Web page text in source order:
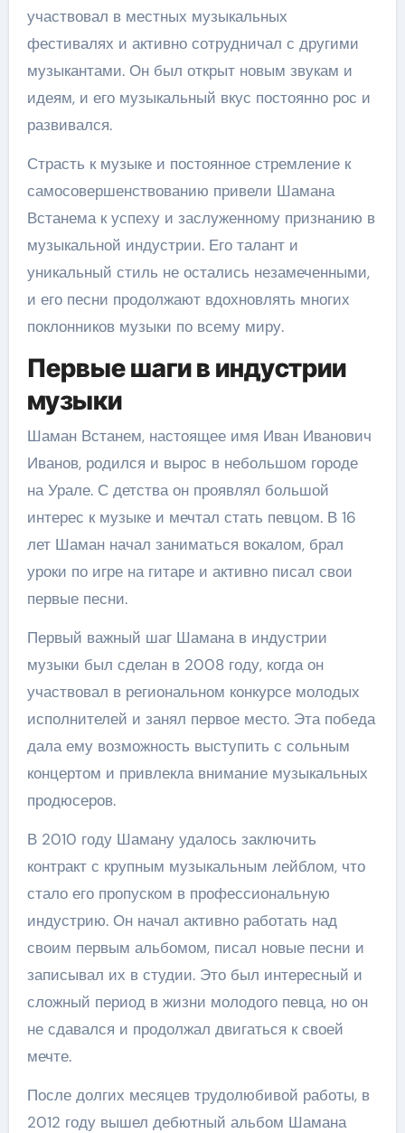
участвовал в местных музыкальных
фестивалях и активно сотрудничал с другими
музыкантами. Он был открыт новым звукам и
идеям, и его музыкальный вкус постоянно рос и
развивался.
Страсть к музыке и постоянное стремление к
самосовершенствованию привели Шамана
Встанема к успеху и заслуженному признанию в
музыкальной индустрии. Его талант и
уникальный стиль не остались незамеченными,
и его песни продолжают вдохновлять многих
поклонников музыки по всему миру.
Первые шаги в индустрии
музыки
Шаман Встанем, настоящее имя Иван Иванович
Иванов, родился и вырос в небольшом городе
на Урале. С детства он проявлял большой
интерес к музыке и мечтал стать певцом. В 16
лет Шаман начал заниматься вокалом, брал
уроки по игре на гитаре и активно писал свои
первые песни.
Первый важный шаг Шамана в индустрии
музыки был сделан в 2008 году, когда он
участвовал в региональном конкурсе молодых
исполнителей и занял первое место. Эта победа
дала ему возможность выступить с сольным
концертом и привлекла внимание музыкальных
продюсеров.
В 2010 году Шаману удалось заключить
контракт с крупным музыкальным лейблом, что
стало его пропуском в профессиональную
индустрию. Он начал активно работать над
своим первым альбомом, писал новые песни и
записывал их в студии. Это был интересный и
сложный период в жизни молодого певца, но он
не сдавался и продолжал двигаться к своей
мечте.
После долгих месяцев трудолюбивой работы, в
2012 году вышел дебютный альбом Шамана